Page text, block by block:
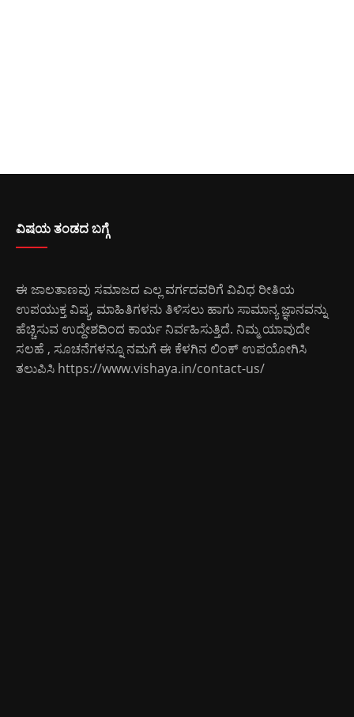
ವಿಷಯ ತಂಡದ ಬಗ್ಗೆ
ಈ ಜಾಲತಾಣವು ಸಮಾಜದ ಎಲ್ಲ ವರ್ಗದವರಿಗೆ ವಿವಿಧ ರೀತಿಯ
ಉಪಯುಕ್ತ ವಿಷ್ಯ, ಮಾಹಿತಿಗಳನು ತಿಳಿಸಲು ಹಾಗು ಸಾಮಾನ್ಯ ಜ್ಞಾನವನ್ನು
ಹೆಚ್ಚಿಸುವ ಉದ್ದೇಶದಿಂದ ಕಾರ್ಯ ನಿರ್ವಹಿಸುತ್ತಿದೆ. ನಿಮ್ಮ ಯಾವುದೇ
ಸಲಹೆ , ಸೂಚನೆಗಳನ್ನೂ ನಮಗೆ ಈ ಕೆಳಗಿನ ಲಿಂಕ್ ಉಪಯೋಗಿಸಿ
ತಲುಪಿಸಿ https://www.vishaya.in/contact-us/